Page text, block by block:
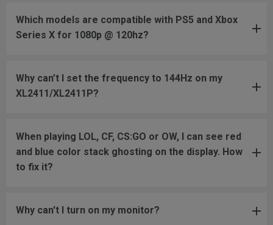
Which models are compatible with PS5 and Xbox
Series X for 1080p @ 120hz?
Why can’t I set the frequency to 144Hz on my
XL2411/XL2411P?
When playing LOL, CF, CS:GO or OW, I can see red
and blue color stack ghosting on the display. How
to fix it?
Why can't I turn on my monitor?